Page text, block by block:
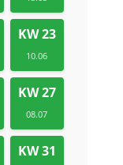
KW 23
10.06
KW 27
08.07
KW 31